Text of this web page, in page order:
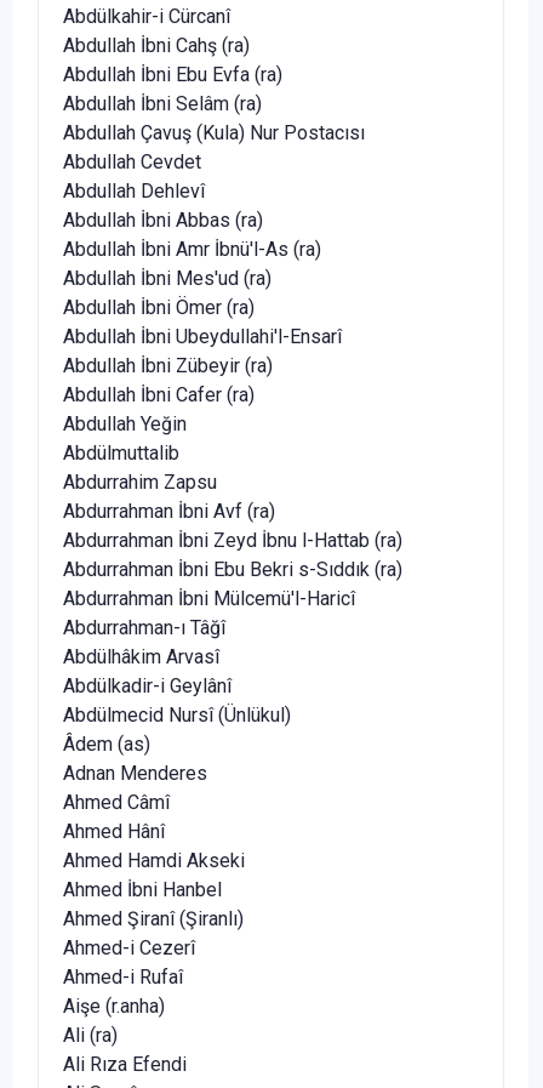
Abdülkahir-i Cürcanî
Abdullah İbni Cahş (ra)
Abdullah İbni Ebu Evfa (ra)
Abdullah İbni Selâm (ra)
Abdullah Çavuş (Kula) Nur Postacısı
Abdullah Cevdet
Abdullah Dehlevî
Abdullah İbni Abbas (ra)
Abdullah İbni Amr İbnü'l-As (ra)
Abdullah İbni Mes'ud (ra)
Abdullah İbni Ömer (ra)
Abdullah İbni Ubeydullahi'l-Ensarî
Abdullah İbni Zübeyir (ra)
Abdullah İbni Cafer (ra)
Abdullah Yeğin
Abdülmuttalib
Abdurrahim Zapsu
Abdurrahman İbni Avf (ra)
Abdurrahman İbni Zeyd İbnu l-Hattab (ra)
Abdurrahman İbni Ebu Bekri s-Sıddık (ra)
Abdurrahman İbni Mülcemü'l-Haricî
Abdurrahman-ı Tâğî
Abdülhâkim Arvasî
Abdülkadir-i Geylânî
Abdülmecid Nursî (Ünlükul)
Âdem (as)
Adnan Menderes
Ahmed Câmî
Ahmed Hânî
Ahmed Hamdi Akseki
Ahmed İbni Hanbel
Ahmed Şiranî (Şiranlı)
Ahmed-i Cezerî
Ahmed-i Rufaî
Aişe (r.anha)
Ali (ra)
Ali Rıza Efendi